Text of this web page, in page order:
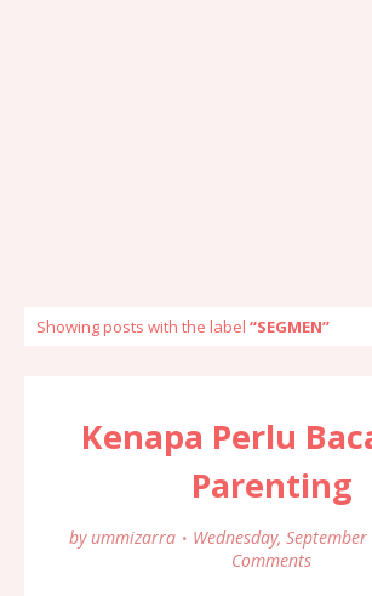
Showing posts with the label SEGMEN
Kenapa Perlu
Parenting
by ummizarra Wednesday,
Comments